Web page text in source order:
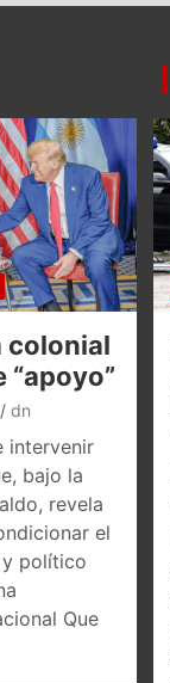
colonial
“apoyo”
dn
intervenir
bajo la
revela
el
político
Que